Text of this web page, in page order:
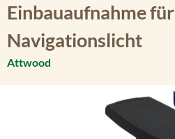
Einbauaufnahme für
Navigationslicht
Attwood